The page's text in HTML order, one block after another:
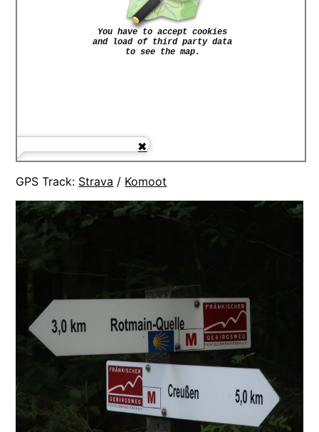
GPS Track: Strava / Komoot